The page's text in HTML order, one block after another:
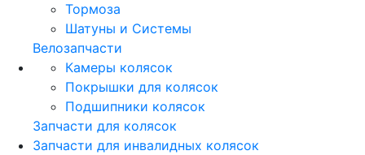
Тормоза
Шатуны и Системы
Велозапчасти
Камеры колясок
Покрышки для колясок
Подшипники колясок
Запчасти для колясок
Запчасти для инвалидных колясок